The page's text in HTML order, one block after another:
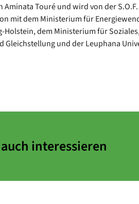
Touré und wird von der S.O.F.
mit dem Ministerium für
Holstein, dem Ministerium für
Gleichstellung und der Leuphana
interessieren